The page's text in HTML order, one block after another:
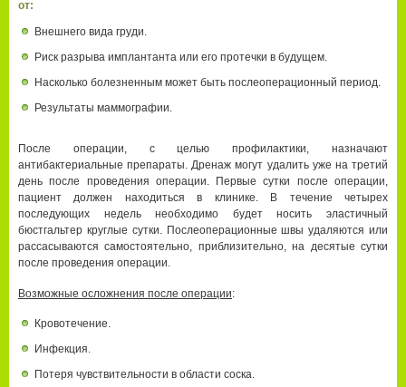
от:
Внешнего вида груди.
Риск разрыва имплантанта или его протечки в будущем.
Насколько болезненным может быть послеоперационный период.
Результаты маммографии.
После операции, с целью профилактики, назначают
антибактериальные препараты. Дренаж могут удалить уже на третий
день после проведения операции. Первые сутки после операции,
пациент должен находиться в клинике. В течение четырех
последующих недель необходимо будет носить эластичный
бюстгальтер круглые сутки. Послеоперационные швы удаляются или
рассасываются самостоятельно, приблизительно, на десятые сутки
после проведения операции.
Возможные осложнения после операции:
Кровотечение.
Инфекция.
Потеря чувствительности в области соска.